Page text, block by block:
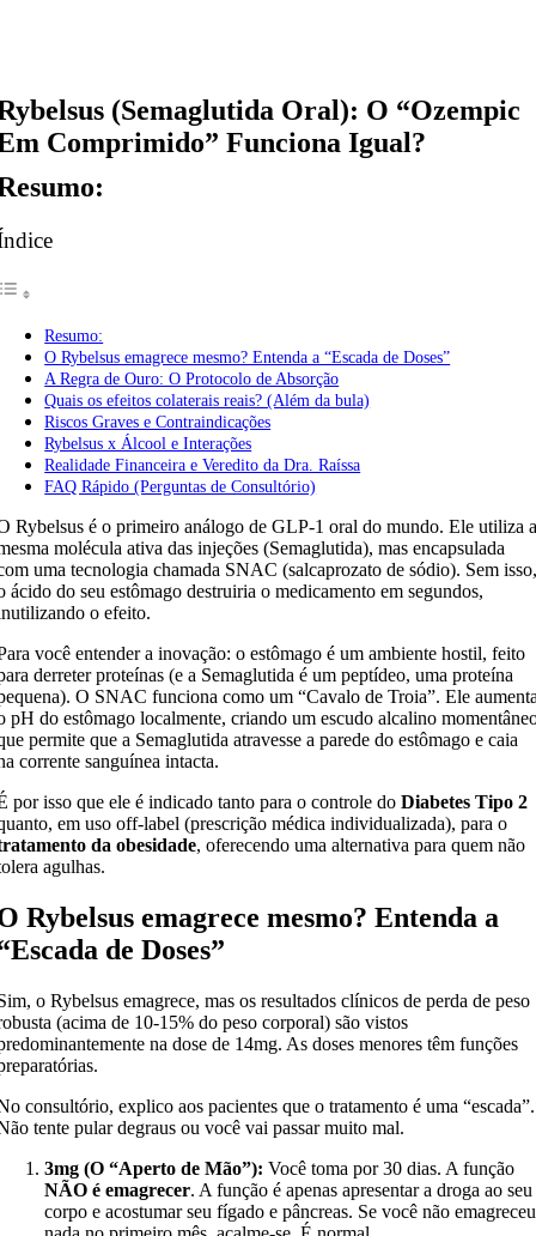
(Semaglutida Oral): O “Ozempic
Comprimido” Funciona Igual?
Resumo:
O Rybelsus emagrece mesmo? Entenda a “Escada de Doses”
A Regra de Ouro: O Protocolo de Absorção
Quais os efeitos colaterais reais? (Além da bula)
Riscos Graves e Contraindicações
Rybelsus x Álcool e Interações
Realidade Financeira e Veredito da Dra. Raíssa
FAQ Rápido (Perguntas de Consultório)
Rybelsus é o primeiro análogo de GLP-1 oral do mundo. Ele utiliza
molécula ativa das injeções (Semaglutida), mas encapsulada
uma tecnologia chamada SNAC (salcaprozato de sódio). Sem
ácido do seu estômago destruiria o medicamento em segundos,
o efeito.
você entender a inovação: o estômago é um ambiente hostil, feito
derreter proteínas (e a Semaglutida é um peptídeo, uma proteína
O SNAC funciona como um “Cavalo de Troia”. Ele
pH do estômago localmente, criando um escudo alcalino
permite que a Semaglutida atravesse a parede do estômago e caia
corrente sanguínea intacta.
por isso que ele é indicado tanto para o controle doDiabetes Tipo 2
em uso off-label (prescrição médica individualizada), para o
da obesidade, oferecendo uma alternativa para quem não
agulhas.
Rybelsus emagrece mesmo? Entenda a
de Doses”
o Rybelsus emagrece, mas os resultados clínicos de perda de peso
(acima de 10-15% do peso corporal) são vistos
na dose de 14mg. As doses menores têm funções
consultório, explico aos pacientes que o tratamento é uma “escada”.
tente pular degraus ou você vai passar muito mal.
3mg (O “Aperto de Mão”): Você toma por 30 dias. A função
NÃO é emagrecer. A função é apenas apresentar a droga ao seu
corpo e acostumar seu fígado e pâncreas. Se você não emagreceu